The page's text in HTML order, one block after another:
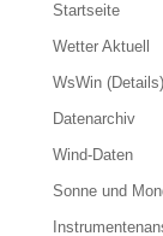
Startseite
Wetter Aktuell
WsWin (Details)
Datenarchiv
Wind-Daten
Sonne und